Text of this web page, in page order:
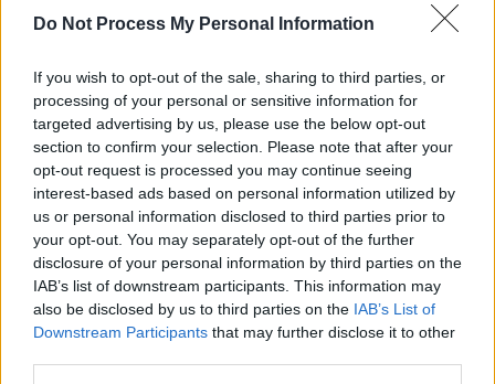
Do Not Process My Personal Information
If you wish to opt-out of the sale, sharing to third parties, or
processing of your personal or sensitive information for
targeted advertising by us, please use the below opt-out
section to confirm your selection. Please note that after your
opt-out request is processed you may continue seeing
interest-based ads based on personal information utilized by
us or personal information disclosed to third parties prior to
your opt-out. You may separately opt-out of the further
disclosure of your personal information by third parties on the
IAB’s list of downstream participants. This information may
also be disclosed by us to third parties on the IAB’s List of
Downstream Participants that may further disclose it to other
αιτήσεων για τοεπίδομα παιδιού. Η
την Δευτέρα 30/6/2025 και ώρα 18.00 και θα
δέχεται αιτήσεις.
Επίδομα παιδιού Α21: Πώς οι αιτήσεις
Οι δικαιούχοι για τοεπίδομα παιδιού
μπορούν να υποβάλουν την αίτησή τους στην
πλατφόρμαwww.idika.gr ή opeka.grκαι με
την χρήση των προσωπικών κωδικών
πρόσβασης στοTaxisnet.